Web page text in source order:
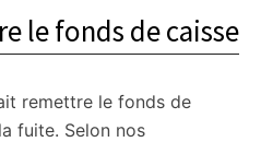
le fonds de caisse
remettre le fonds de
fuite. Selon nos